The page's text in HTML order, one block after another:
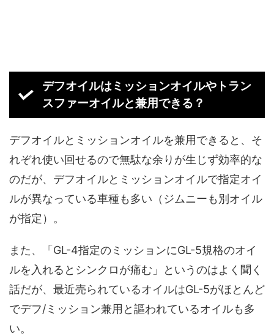
デフオイルはミッションオイルやトラン
スファーオイルと兼用できる？
デフオイルとミッションオイルを兼用できると、そ
れぞれ使い回せるので無駄な余りが生じず効率的な
のだが、デフオイルとミッションオイルで指定オイ
ルが異なっている車種も多い（ジムニーも別オイル
が指定）。
また、「GL-4指定のミッションにGL-5規格のオイ
ルを入れるとシンクロが痛む」というのはよく聞く
話だが、最近売られているオイルはGL-5がほとんど
でデフ/ミッション兼用と謳われているオイルも多
い。